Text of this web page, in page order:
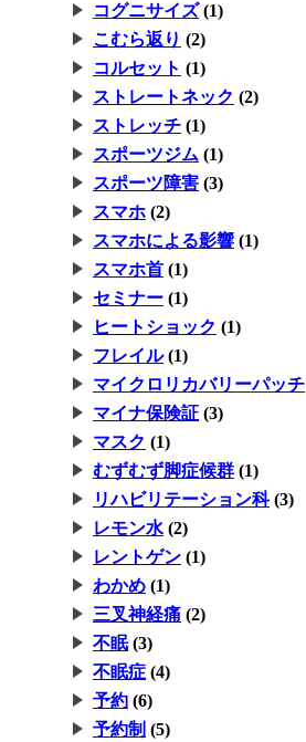
コグニサイズ(1)
こむら返り (2)
コルセット (1)
ストレートネック (2)
ストレッチ (1)
スポーツジム (1)
スポーツ障害 (3)
スマホ (2)
スマホによる影響 (1)
スマホ首 (1)
セミナー (1)
ヒートショック (1)
フレイル(1)
マイクロリカバリーパッチ
マイナ保険証 (3)
マスク (1)
むずむず脚症候群 (1)
リハビリテーション科(3)
レモン水 (2)
レントゲン (1)
わかめ (1)
三叉神経痛 (2)
不眠(3)
不眠症 (4)
予約 (6)
予約制 (5)